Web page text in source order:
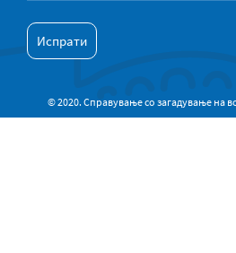
© 2020. Справување со загадување на